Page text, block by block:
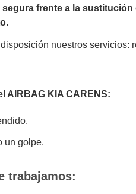
frente a la sustitución
.
nuestros servicios:
AIRBAG KIA CARENS:
un golpe.
trabajamos: